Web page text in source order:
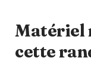
Matériel
cette